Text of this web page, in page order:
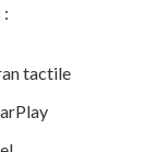
tactile